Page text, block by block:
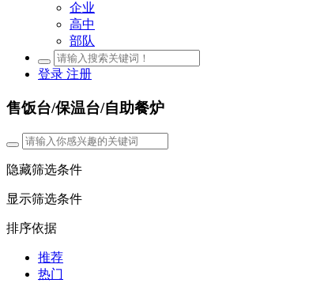
企业
高中
部队
登录 注册
售饭台/保温台/自助餐炉
隐藏筛选条件
显示筛选条件
排序依据
推荐
热门